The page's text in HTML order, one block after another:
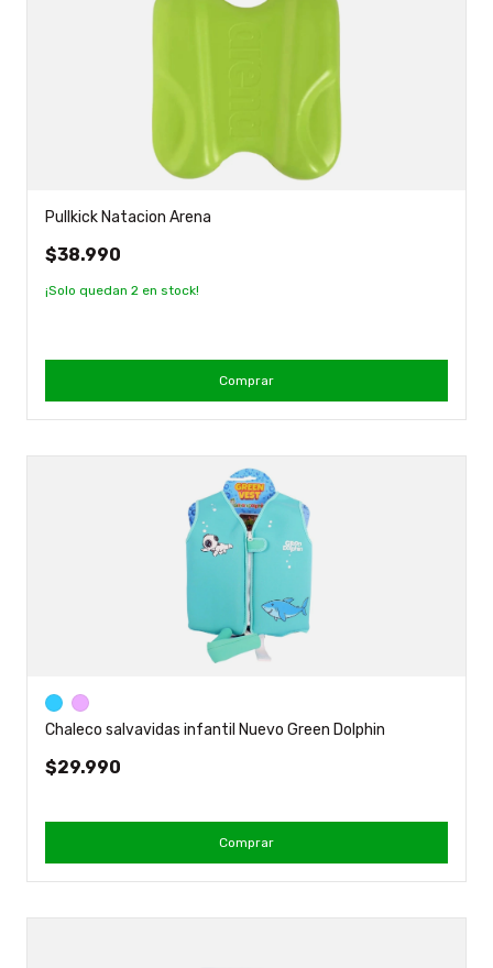
Pullkick Natacion Arena
$38.990
¡Solo quedan 2 en stock!
Comprar
Chaleco salvavidas infantil Nuevo Green Dolphin
$29.990
Comprar